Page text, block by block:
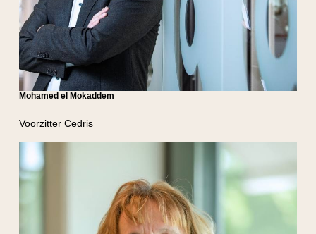
Voorzitter Cedris
Mohamed el Mokaddem